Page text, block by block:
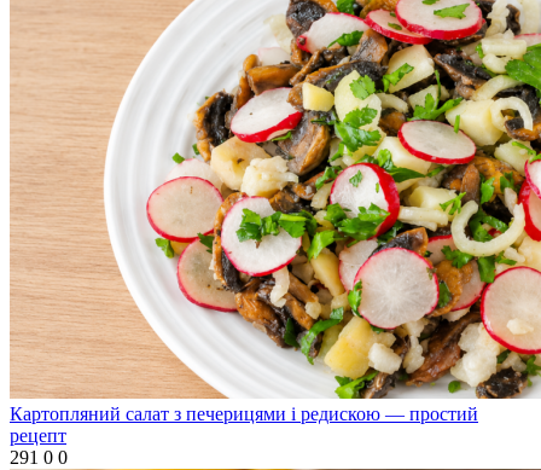
Картопляний салат з печерицями і редискою — простий
рецепт
291 0 0